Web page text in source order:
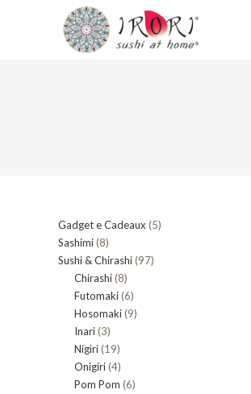
Gadget e Cadeaux 55
Sashimi 88
prodotti
Sushi & Chirashi 9797
Chirashi 88
prodotti
Futomaki 66
prodotti
Hosomaki 99
Inari 33
prodotti
Nigiri 1919
prodotti
Onigiri 44
prodotti
Pom Pom 66